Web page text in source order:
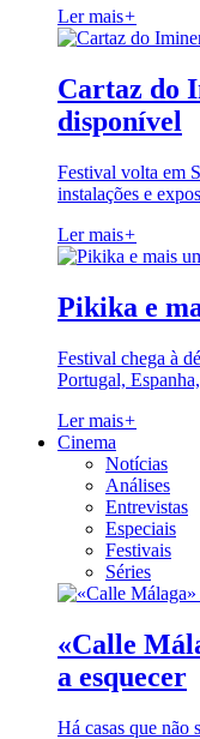
Ler mais+
Cartaz do
disponível
Festival volta em
instalações e expos
Ler mais+
Pikika e
Festival chega à
Portugal,
Ler mais+
Cinema
Notícias
Análises
Entrevistas
Especiais
Festivais
Séries
«Calle
a esquecer
Há casas que não